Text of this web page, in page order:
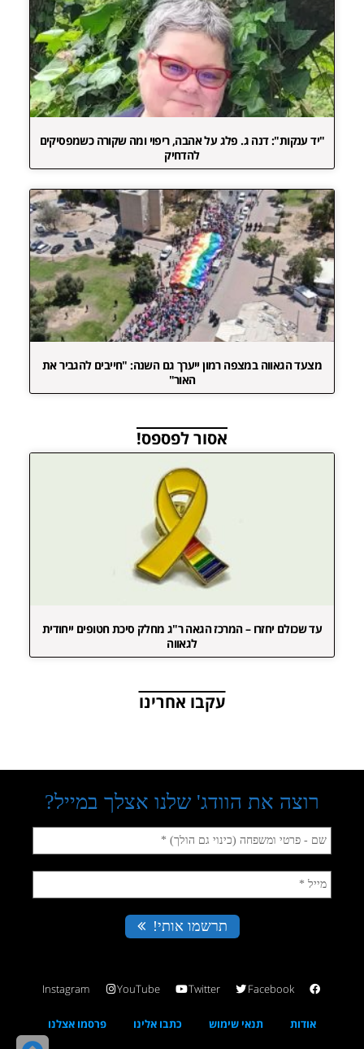
"יד ענקות": דנה ג. פלג על אהבה, ריפוי ומה שקורה כשמפסיקים
להדחיק
מצעד הגאווה במצפה רמון ייערך גם השנה: "חייבים להגביר את
האור"
אסור לפספס!
עד שכולם יחזרו – המרכז הגאה ר"ג מחלק סיכת חטופים ייחודית
לגאווה
עקבו אחרינו
Facebook
Twitter
YouTube
Instagram
אודות תנאי שימוש כתבו אלינו פרסמו אצלנו